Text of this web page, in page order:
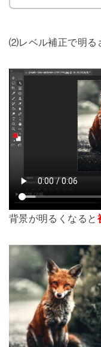
⑵レベル補正で明る
背景が明るくなると